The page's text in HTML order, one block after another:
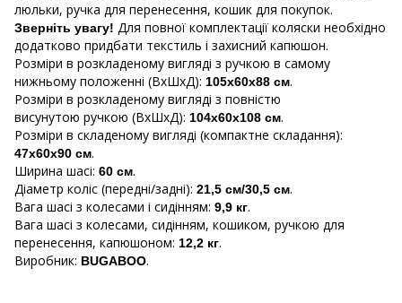
люльки, ручка для перенесення, кошик для покупок.
Зверніть увагу! Для повної комплектації коляски необхідно
додатково придбати текстиль і захисний капюшон.
Розміри в розкладеному вигляді з ручкою в самому
нижньому положенні (ВхШхД): 105х60х88 см.
Розміри в розкладеному вигляді з повністю
висунутою ручкою (ВхШхД): 104х60х108 см.
Розміри в складеному вигляді (компактне складання):
47х60х90 см.
Ширина шасі: 60 см.
Діаметр коліс (передні/задні): 21,5 см/30,5 см.
Вага шасі з колесами і сидінням: 9,9 кг.
Вага шасі з колесами, сидінням, кошиком, ручкою для
перенесення, капюшоном: 12,2 кг.
Виробник: BUGABOO.